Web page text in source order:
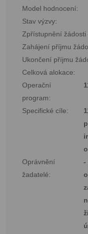
Model hodnocení:
Stav výzvy:
Zpřístupnění žádosti
Zahájení příjmu
Ukončení příjmu
Celková alokace:
Operační
program:
Specifické cíle:
Oprávnění
žadatelé:
-